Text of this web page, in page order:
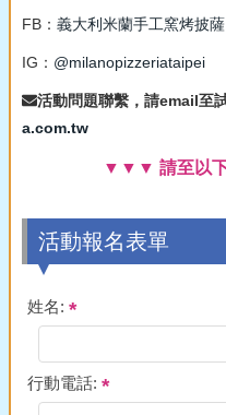
FB： 義大利米蘭手工窯烤披
IG： @milanopizzeriataipei
活動問題聯繫，請email至
a.com.tw
▼▼▼ 請至以
活動報名表單
姓名:
行動電話: